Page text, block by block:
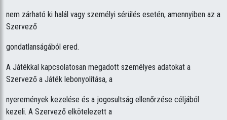
nem zárható ki halál vagy személyi sérülés esetén, amennyiben az a
Szervező
gondatlanságából ered.
A Játékkal kapcsolatosan megadott személyes adatokat a
Szervező a Játék lebonyolítása, a
nyeremények kezelése és a jogosultság ellenőrzése céljából
kezeli. A Szervező elkötelezett a